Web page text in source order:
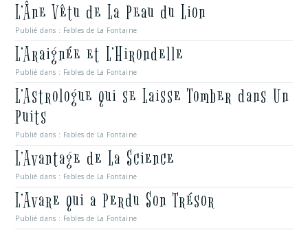
L’Âne Vêtu de La Peau du Lion
Publié dans : Fables de La Fontaine
L’Araignée et L’Hirondelle
Publié dans : Fables de La Fontaine
L’Astrologue qui se Laisse Tomber dans Un
Puits
Publié dans : Fables de La Fontaine
L’Avantage de La Science
Publié dans : Fables de La Fontaine
L’Avare qui a Perdu Son Trésor
Publié dans : Fables de La Fontaine